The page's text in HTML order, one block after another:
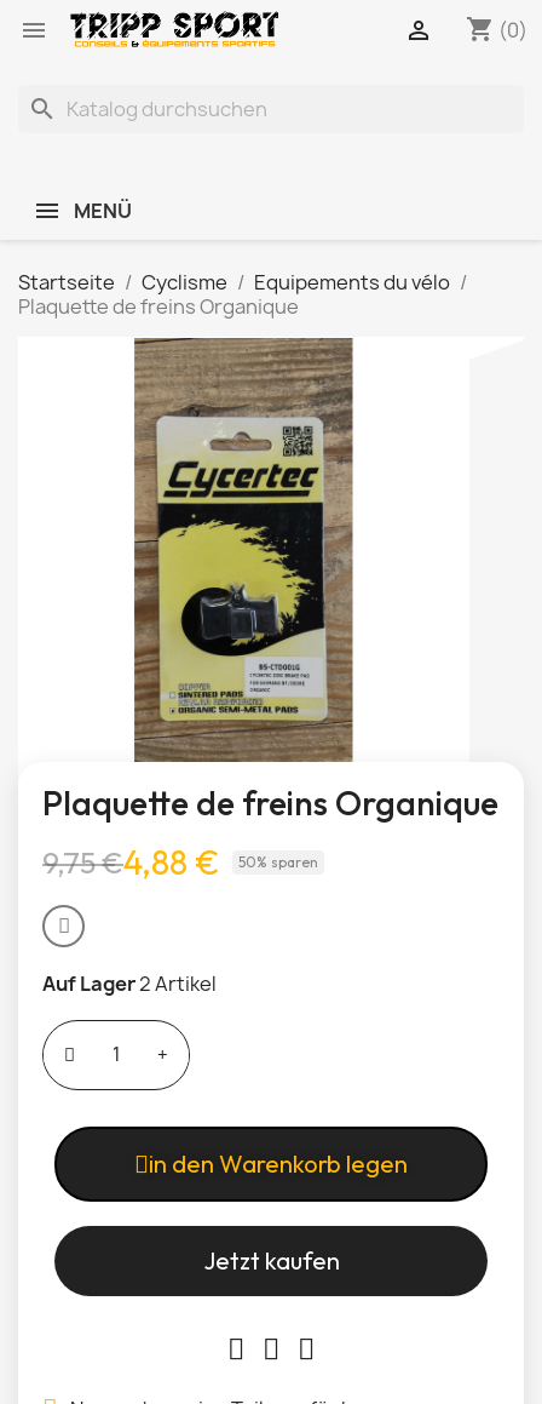
 shopping_cart (0)

search
MENÜ
Startseite Cyclisme
Equipements du vélo
Plaquette de freins Organique
Plaquette de freins Organique
9,75 €4,88 € 50% sparen
Auf Lager2 Artikel
in den Warenkorb legen
Jetzt kaufen